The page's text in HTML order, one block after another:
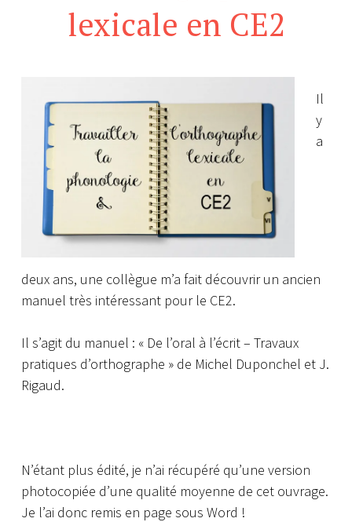
lexicale en CE2
Il
y
a
deux ans, une collègue m’a fait découvrir un ancien
manuel très intéressant pour le CE2.
Il s’agit du manuel : « De l’oral à l’écrit – Travaux
pratiques d’orthographe » de Michel Duponchel et J.
Rigaud.
N’étant plus édité, je n’ai récupéré qu’une version
photocopiée d’une qualité moyenne de cet ouvrage.
Je l’ai donc remis en page sous Word !